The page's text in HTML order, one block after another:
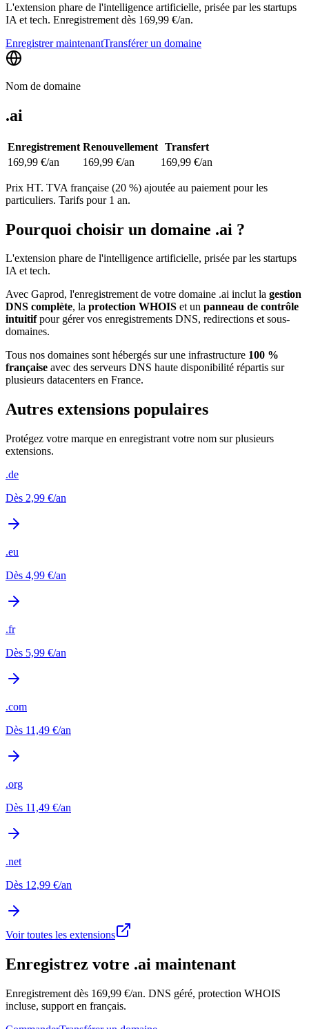
L'extension phare de l'intelligence artificielle, prisée par les startups
IA et tech. Enregistrement dès 169,99 €/an.
Enregistrer maintenantTransférer un domaine
Nom de domaine
.ai
Enregistrement Renouvellement Transfert
169,99 €/an 169,99 €/an 169,99 €/an
Prix HT. TVA française (20 %) ajoutée au paiement pour les
particuliers. Tarifs pour 1 an.
Pourquoi choisir un domaine .ai ?
L'extension phare de l'intelligence artificielle, prisée par les startups
IA et tech.
Avec Gaprod, l'enregistrement de votre domaine .ai inclut la gestion
DNS complète, la protection WHOIS et un panneau de contrôle
intuitifpour gérer vos enregistrements DNS, redirections et sous-
domaines.
Tous nos domaines sont hébergés sur une infrastructure 100 %
française avec des serveurs DNS haute disponibilité répartis sur
plusieurs datacenters en France.
Autres extensions populaires
Protégez votre marque en enregistrant votre nom sur plusieurs
extensions.
.de
Dès 2,99 €/an
.eu
Dès 4,99 €/an
.fr
Dès 5,99 €/an
.com
Dès 11,49 €/an
.org
Dès 11,49 €/an
.net
Dès 12,99 €/an
Voir toutes les extensions
Enregistrez votre .ai maintenant
Enregistrement dès 169,99 €/an. DNS géré, protection WHOIS
incluse, support en français.